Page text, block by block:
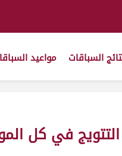
السباقات مواعيد
في كل